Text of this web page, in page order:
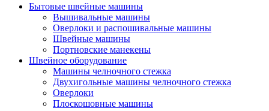
Бытовые швейные машины
Вышивальные машины
Оверлоки и распошивальные машины
Швейные машины
Портновские манекены
Швейное оборудование
Машины челночного стежка
Двухигольные машины челночного стежка
Оверлоки
Плоскошовные машины